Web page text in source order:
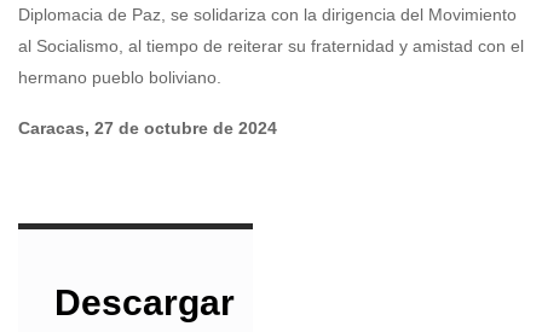
Diplomacia de Paz, se solidariza con la dirigencia del Movimiento
al Socialismo, al tiempo de reiterar su fraternidad y amistad con el
hermano pueblo boliviano.
Caracas, 27 de octubre de 2024
Descargar